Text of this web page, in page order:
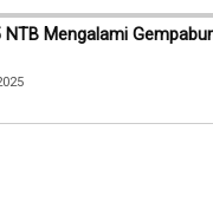
NTB Mengalami